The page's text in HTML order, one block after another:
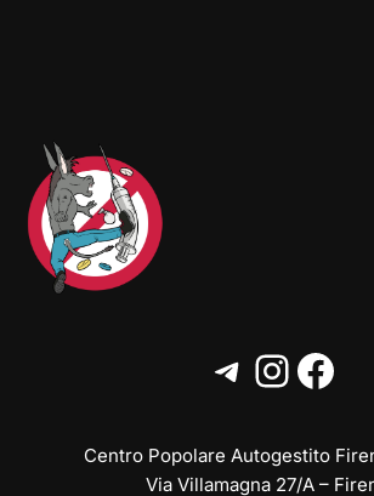
Centro Popolare Autogestito
Via Villamagna 27/A –